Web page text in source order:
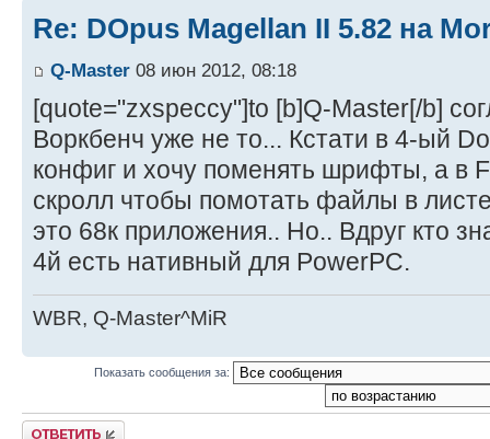
Re: DOpus Magellan II 5.82 на
Q-Master 08 июн 2012, 08:18
[quote="zxspeccy"]to [b]Q-Master[/b]
Воркбенч уже не то... Кстати в 4-ый
конфиг и хочу поменять шрифты, а в
скролл чтобы помотать файлы в
это 68к приложения.. Но.. Вдруг кто
4й есть нативный для PowerPC.
WBR, Q-Master^MiR
Показать сообщения за:
Ответить